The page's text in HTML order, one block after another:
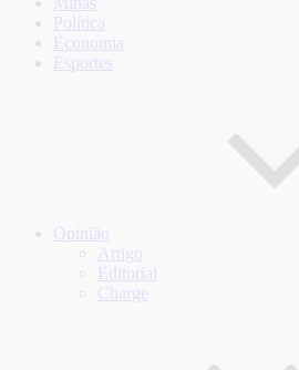
Política
Economia
Esportes
Opinião
Artigo
Editorial
Charge